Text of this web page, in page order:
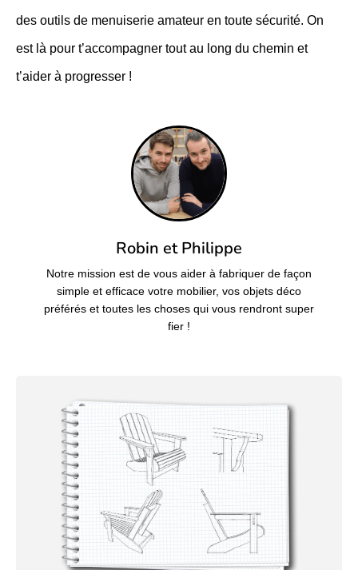
des outils de menuiserie amateur en toute sécurité. On
est là pour t’accompagner tout au long du chemin et
t’aider à progresser !
Robin et Philippe
Notre mission est de vous aider à fabriquer de façon
simple et efficace votre mobilier, vos objets déco
préférés et toutes les choses qui vous rendront super
fier !